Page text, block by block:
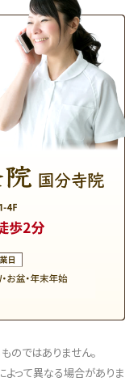
のではありません。
よって異なる場合がありま